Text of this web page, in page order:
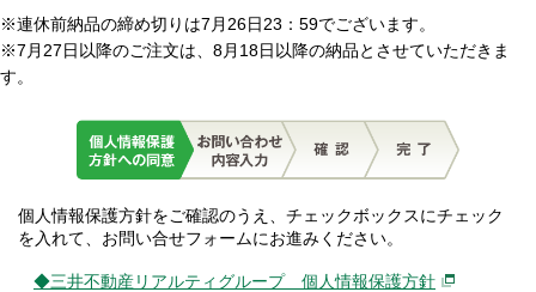
※連休前納品の締め切りは7月26日23：59でございます。
※7月27日以降のご注文は、8月18日以降の納品とさせていただきま
す。
個人情報保護方針をご確認のうえ、チェックボックスにチェック
を入れて、お問い合せフォームにお進みください。
◆三井不動産リアルティグループ 個人情報保護方針